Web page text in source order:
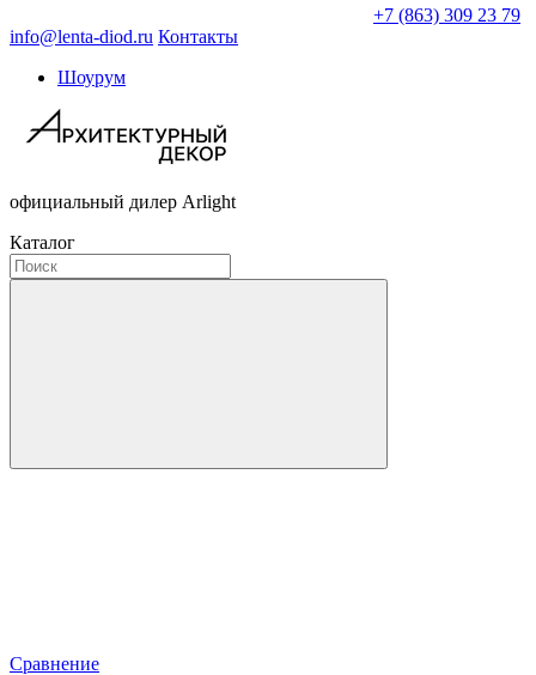
+7 (863) 309 23 79
info@lenta-diod.ru Контакты
Шоурум
официальный дилер Arlight
Каталог
Сравнение